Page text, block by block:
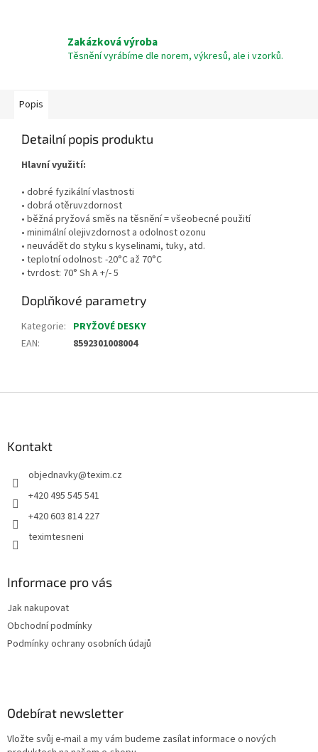
Zakázková výroba
Těsnění vyrábíme dle norem, výkresů, ale i vzorků.
Popis
Detailní popis produktu
Hlavní využití:
• dobré fyzikální vlastnosti
• dobrá otěruvzdornost
• běžná pryžová směs na těsnění = všeobecné použití
• minimální olejivzdornost a odolnost ozonu
• neuvádět do styku s kyselinami, tuky, atd.
• teplotní odolnost: -20°C až 70°C
• tvrdost: 70° Sh A +/- 5
Doplňkové parametry
Kategorie: PRYŽOVÉ DESKY
EAN: 8592301008004
Kontakt
objednavky@texim.cz
+420 495 545 541
+420 603 814 227
teximtesneni
Informace pro vás
Jak nakupovat
Obchodní podmínky
Podmínky ochrany osobních údajů
Odebírat newsletter
Vložte svůj e-mail a my vám budeme zasílat informace o nových